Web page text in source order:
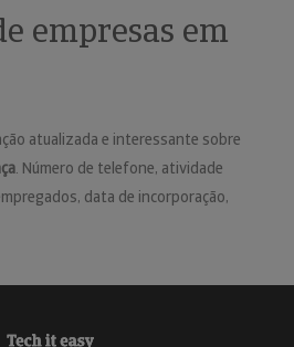
empresas em
atualizada e interessante sobre
. Número de telefone, atividade
data de incorporação,